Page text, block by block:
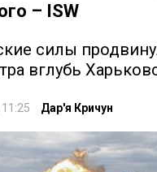
– ISW
силы
вглубь
Дар'я Кричун